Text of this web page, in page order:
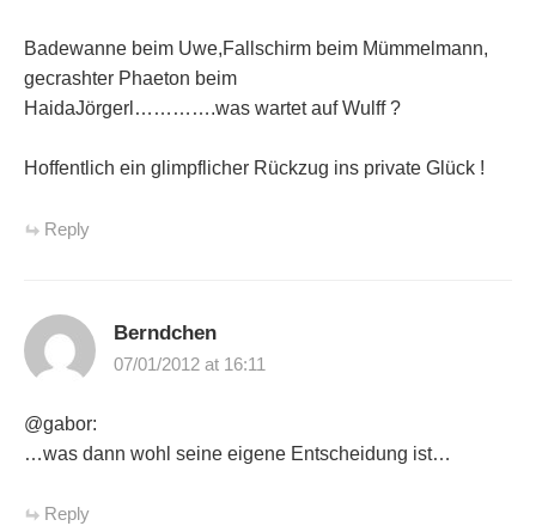
Badewanne beim Uwe,Fallschirm beim Mümmelmann,
gecrashter Phaeton beim
HaidaJörgerl………….was wartet auf Wulff ?
Hoffentlich ein glimpflicher Rückzug ins private Glück !
Reply
Berndchen
07/01/2012 at 16:11
@gabor:
…was dann wohl seine eigene Entscheidung ist…
Reply